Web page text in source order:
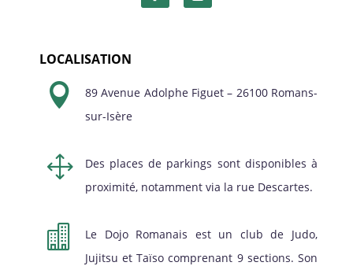
LOCALISATION

89 Avenue Adolphe Figuet – 26100 Romans-
sur-Isère
1
Des places de parkings sont disponibles à
proximité, notamment via la rue Descartes.

Le Dojo Romanais est un club de Judo,
Jujitsu et Taïso comprenant 9 sections. Son